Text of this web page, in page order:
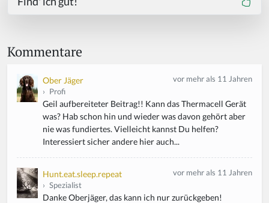
Kommentare
Ober Jäger
› Profi
vor mehr als 11 Jahren
Geil aufbereiteter Beitrag!! Kann das Thermacell Gerät
was? Hab schon hin und wieder was davon gehört aber
nie was fundiertes. Vielleicht kannst Du helfen?
Interessiert sicher andere hier auch...
Hunt.eat.sleep.repeat
› Spezialist
vor mehr als 11 Jahren
Danke Oberjäger, das kann ich nur zurückgeben!